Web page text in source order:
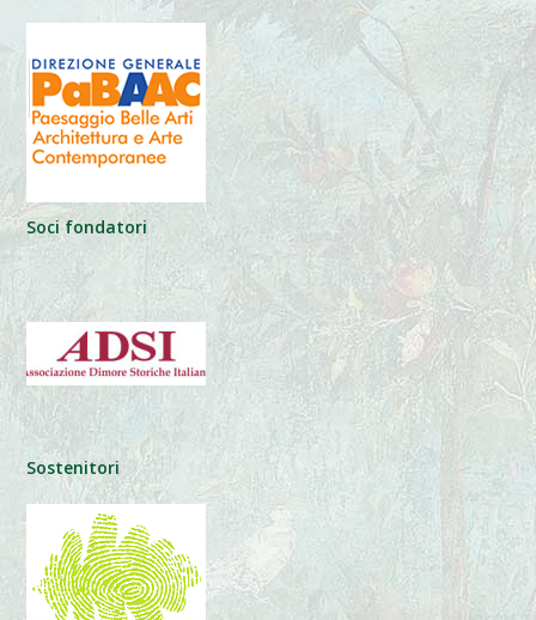
Soci fondatori
Sostenitori